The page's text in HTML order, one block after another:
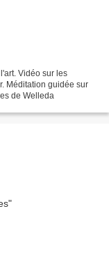
Vidéo sur les
Méditation guidée sur
de Welleda